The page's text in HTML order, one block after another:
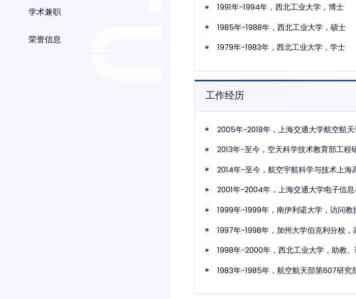
学术兼职
荣誉信息
1991年-1994年，西北工业大学，博士
1985年-1988年，西北工业大学，硕士
1979年-1983年，西北工业大学，学士
工作经历
2005年-2018年，上海交通大学航空航
2013年-至今，空天科学技术教育部工程
2014年-至今，航空宇航科学与技术上海
2001年-2004年，上海交通大学电子信
1999年-1999年，南伊利诺大学，访问教
1997年-1998年，加州大学伯克利分校，
1998年-2000年，西北工业大学，助教
1983年-1985年，航空航天部第607研究